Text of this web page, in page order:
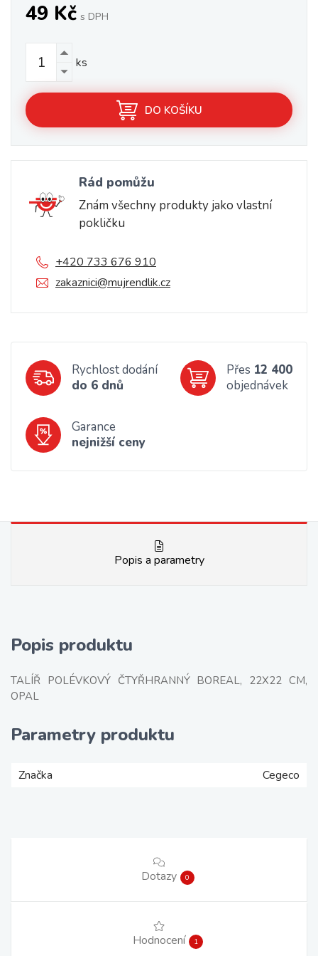
49 Kč s DPH
ks
DO KOŠÍKU
Rád pomůžu
Znám všechny produkty jako vlastní
pokličku
+420 733 676 910
zakaznici@mujrendlik.cz
Rychlost dodání
do 6 dnů
Přes 12 400
objednávek
Garance
nejnižší ceny
Popis a parametry
Popis produktu
TALÍŘ POLÉVKOVÝ ČTYŘHRANNÝ BOREAL, 22X22 CM,
OPAL
Parametry produktu
Značka Cegeco
Dotazy 0
Hodnocení 1